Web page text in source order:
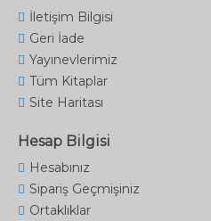
İletişim Bilgisi
Geri İade
Yayınevlerimiz
Tüm Kitaplar
Site Haritası
Hesap Bilgisi
Hesabınız
Sipariş Geçmişiniz
Ortaklıklar